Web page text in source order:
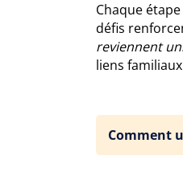
Chaque
défis
reviennent
liens
Comment